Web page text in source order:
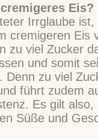
Eis?
Irrglaube ist,
cremigeren Eis
zu viel Zucker
und somit
Denn zu viel
führt zudem
Es gilt also,
Süße und